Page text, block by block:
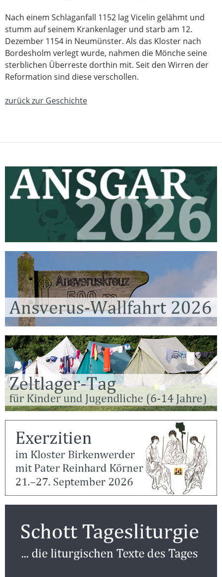
Nach einem Schlaganfall 1152 lag Vicelin gelähmt und
stumm auf seinem Krankenlager und starb am 12.
Dezember 1154 in Neumünster. Als das Kloster nach
Bordesholm verlegt wurde, nahmen die Mönche seine
sterblichen Überreste dorthin mit. Seit den Wirren der
Reformation sind diese verschollen.
zurück zur Geschichte